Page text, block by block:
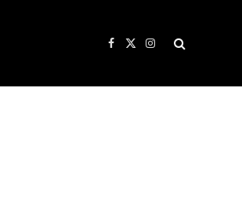
Facebook
X
Instagram